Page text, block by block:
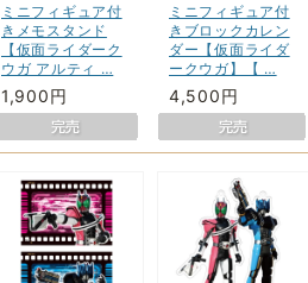
ミニフィギュア付
きメモスタンド
【仮面ライダーク
ウガ アルティ …
1,900円
ミニフィギュア付
きブロックカレン
ダー【仮面ライダ
ークウガ】【 …
4,500円